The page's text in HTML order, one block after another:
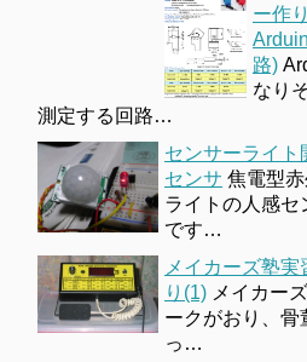
ー作
路)
なり
測定する回路…
センサーライト
センサ 焦電型
ライトの人感セ
です…
メイカーズ塾
り(1) メイカー
ークがおり、骨
っ…